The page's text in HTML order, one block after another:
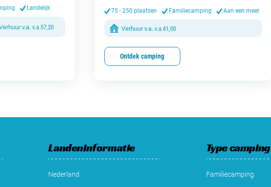
Landelijk
v.a. v.a.57,20
75 - 250 plaatsen Familiecamping Aan een meer
Verhuur v.a. v.a.41,00
Ontdek camping
Landeninformatie
Nederland
Type camping
Familiecamping